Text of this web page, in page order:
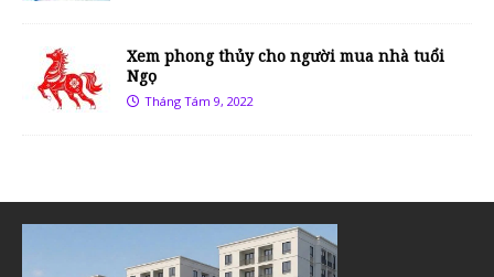
Xem phong thủy cho người mua nhà tuổi
Ngọ
Tháng Tám 9, 2022